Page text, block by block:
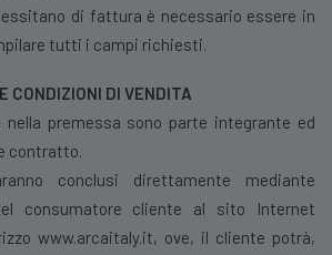
di fattura è necessario essere in
tutti i campi richiesti.
CONDIZIONI DI VENDITA
premessa sono parte integrante ed
contratto.
conclusi direttamente mediante
consumatore cliente al sito Internet
www.arcaitaly.it, ove, il cliente potrà,